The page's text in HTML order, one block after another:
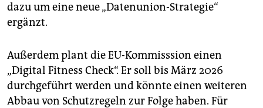
dazu um eine neue „Datenunion-Strategie“
ergänzt.
Außerdem plant die EU-Kommisssion einen
„Digital Fitness Check“. Er soll bis März 2026
durchgeführt werden und könnte einen weiteren
Abbau von Schutzregeln zur Folge haben. Für